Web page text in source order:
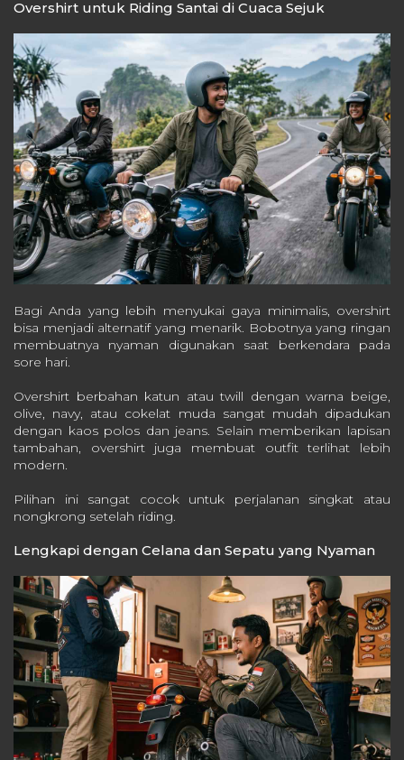
Overshirt untuk Riding Santai di Cuaca Sejuk
Bagi Anda yang lebih menyukai gaya minimalis, overshirt
bisa menjadi alternatif yang menarik. Bobotnya yang ringan
membuatnya nyaman digunakan saat berkendara pada
sore hari.
Overshirt berbahan katun atau twill dengan warna beige,
olive, navy, atau cokelat muda sangat mudah dipadukan
dengan kaos polos dan jeans. Selain memberikan lapisan
tambahan, overshirt juga membuat outfit terlihat lebih
modern.
Pilihan ini sangat cocok untuk perjalanan singkat atau
nongkrong setelah riding.
Lengkapi dengan Celana dan Sepatu yang Nyaman